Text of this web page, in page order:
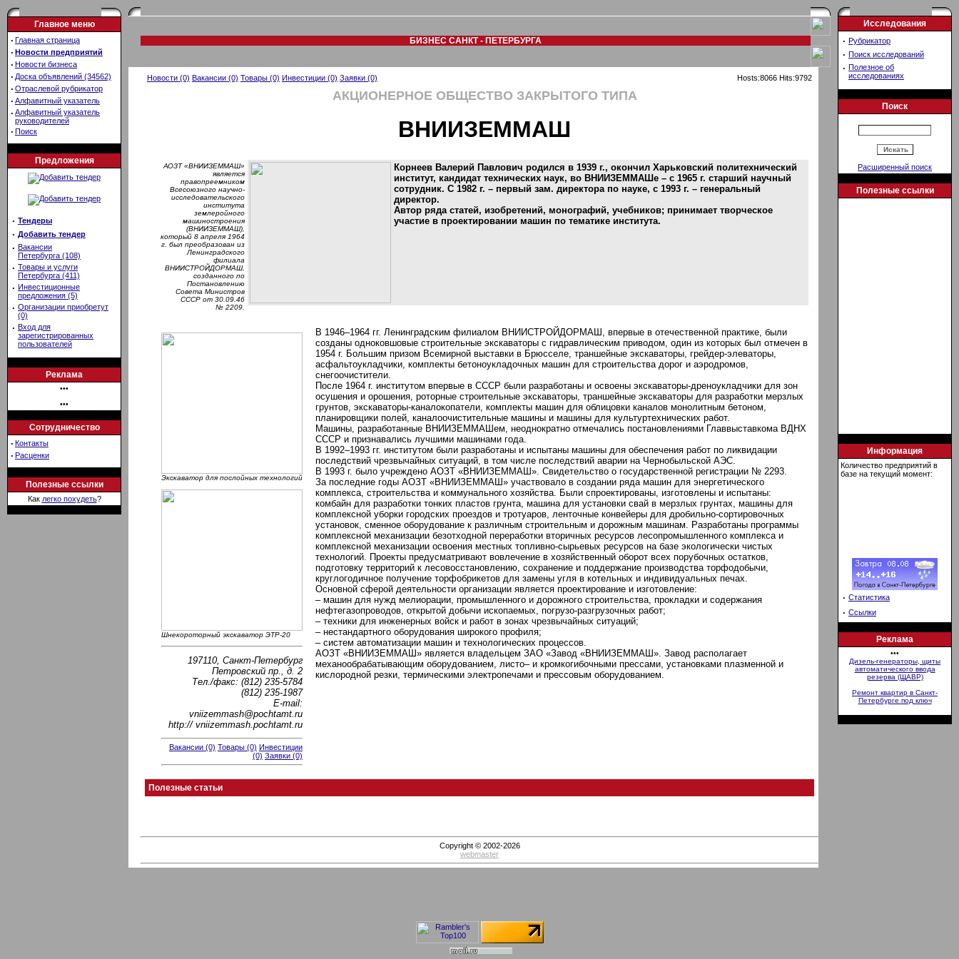
Главное меню
· Главная страница
· Новости предприятий
· Новости бизнеса
· Доска объявлений (34562)
· Отраслевой рубрикатор
· Алфавитный указатель
· Алфавитный указатель
руководителей
· Поиск
Предложения
· Тендеры
· Добавить тендер
· Вакансии
Петербурга (108)
· Товары и услуги
Петербурга (411)
· Инвестиционные
предложения (5)
· Организации приобретут
(0)
· Вход для
зарегистрированных
пользователей
Реклама
•••
•••
Сотрудничество
· Контакты
· Расценки
Полезные ссылки
Как легко похудеть?
БИЗНЕС САНКТ - ПЕТЕРБУРГА
Новости (0) Вакансии (0) Товары (0) Инвестиции (0) Заявки (0) Hosts:8066 Hits:9792
АКЦИОНЕРНОЕ ОБЩЕСТВО ЗАКРЫТОГО ТИПА
ВНИИЗЕММАШ
АОЗТ «ВНИИЗЕММАШ»
является
правопреемником
Всесоюзного научно-
исследовательского
института
землеройного
машиностроения
(ВНИИЗЕММАШ),
который 8 апреля 1964
г. был преобразован из
Ленинградского
филиала
ВНИИСТРОЙДОРМАШ,
созданного по
Постановлению
Совета Министров
СССР от 30.09.46
№ 2209.
Корнеев Валерий Павлович родился в 1939 г., окончил Харьковский политехнический
институт, кандидат технических наук, во ВНИИЗЕММАШе – с 1965 г. старший научный
сотрудник. С 1982 г. – первый зам. директора по науке, с 1993 г. – генеральный
директор.
Автор ряда статей, изобретений, монографий, учебников; принимает творческое
участие в проектировании машин по тематике института.
Экскаватор для послойных технологий
Шнекороторный экскаватор ЭТР-20
В 1946–1964 гг. Ленинградским филиалом ВНИИСТРОЙДОРМАШ, впервые в отечественной практике, были
созданы одноковшовые строительные экскаваторы с гидравлическим приводом, один из которых был отмечен в
1954 г. Большим призом Всемирной выставки в Брюсселе, траншейные экскаваторы, грейдер-элеваторы,
асфальтоукладчики, комплекты бетоноукладочных машин для строительства дорог и аэродромов,
снегоочистители.
После 1964 г. институтом впервые в СССР были разработаны и освоены экскаваторы-дреноукладчики для зон
осушения и орошения, роторные строительные экскаваторы, траншейные экскаваторы для разработки мерзлых
грунтов, экскаваторы-каналокопатели, комплекты машин для облицовки каналов монолитным бетоном,
планировщики полей, каналоочистительные машины и машины для культуртехнических работ.
Машины, разработанные ВНИИЗЕММАШем, неоднократно отмечались постановлениями Главвыставкома ВДНХ
СССР и признавались лучшими машинами года.
В 1992–1993 гг. институтом были разработаны и испытаны машины для обеспечения работ по ликвидации
последствий чрезвычайных ситуаций, в том числе последствий аварии на Чернобыльской АЭС.
В 1993 г. было учреждено АОЗТ «ВНИИЗЕММАШ». Свидетельство о государственной регистрации № 2293.
За последние годы АОЗТ «ВНИИЗЕММАШ» участвовало в создании ряда машин для энергетического
комплекса, строительства и коммунального хозяйства. Были спроектированы, изготовлены и испытаны:
комбайн для разработки тонких пластов грунта, машина для установки свай в мерзлых грунтах, машины для
комплексной уборки городских проездов и тротуаров, ленточные конвейеры для дробильно-сортировочных
установок, сменное оборудование к различным строительным и дорожным машинам. Разработаны программы
комплексной механизации безотходной переработки вторичных ресурсов лесопромышленного комплекса и
комплексной механизации освоения местных топливно-сырьевых ресурсов на базе экологически чистых
технологий. Проекты предусматривают вовлечение в хозяйственный оборот всех порубочных остатков,
подготовку территорий к лесовосстановлению, сохранение и поддержание производства торфодобычи,
круглогодичное получение торфобрикетов для замены угля в котельных и индивидуальных печах.
Основной сферой деятельности организации является проектирование и изготовление:
– машин для нужд мелиорации, промышленного и дорожного строительства, прокладки и содержания
нефтегазопроводов, открытой добычи ископаемых, погрузо-разгрузочных работ;
– техники для инженерных войск и работ в зонах чрезвычайных ситуаций;
– нестандартного оборудования широкого профиля;
– систем автоматизации машин и технологических процессов.
АОЗТ «ВНИИЗЕММАШ» является владельцем ЗАО «Завод «ВНИИЗЕММАШ». Завод располагает
механообрабатывающим оборудованием, листо– и кромкогибочными прессами, установками плазменной и
кислородной резки, термическими электропечами и прессовым оборудованием.
197110, Санкт-Петербург
Петровский пр., д. 2
Тел./факс: (812) 235-5784
(812) 235-1987
E-mail:
vniizemmash@pochtamt.ru
http:// vniizemmash.pochtamt.ru
Вакансии (0) Товары (0) Инвестиции
(0) Заявки (0)
Полезные статьи
Copyright © 2002-2026
webmaster
Исследования
· Рубрикатор
· Поиск исследований
· Полезное об
исследованиях
Поиск
Расширенный поиск
Полезные ссылки
Информация
Количество предприятий в
базе на текущий момент:
· Статистика
· Ссылки
Реклама
•••
Дизель-генераторы, щиты
автоматического ввода
резерва (ЩАВР)
Ремонт квартир в Санкт-
Петербурге под ключ